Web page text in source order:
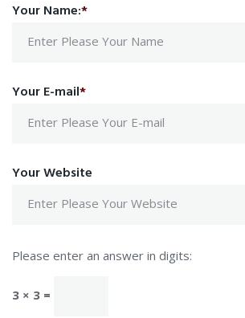
Your Name:*
Your E-mail*
Your Website
Please enter an answer in digits:
3 × 3 =